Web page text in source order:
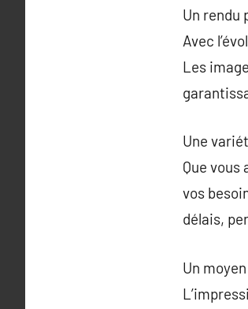
Un rendu
Avec
Les
Une
Que vous
vos
délais,
Un